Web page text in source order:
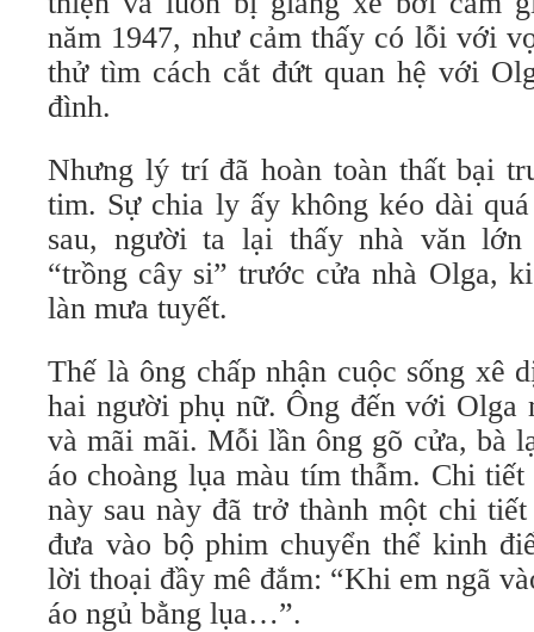
năm 1947, như cảm thấy có lỗi với
thử tìm cách cắt đứt quan hệ với
đình.
Nhưng lý trí đã hoàn toàn thất bại
tim. Sự chia ly ấy không kéo dài
sau, người ta lại thấy nhà văn
“trồng cây si” trước cửa nhà Olga,
làn mưa tuyết.
Thế là ông chấp nhận cuộc sống xê
hai người phụ nữ. Ông đến với Olga
và mãi mãi. Mỗi lần ông gõ cửa, bà
áo choàng lụa màu tím thẫm. Chi
này sau này đã trở thành một chi
đưa vào bộ phim chuyển thể kinh
lời thoại đầy mê đắm: “Khi em ngã
áo ngủ bằng lụa…”.